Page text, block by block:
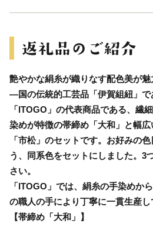
艶やかな絹糸が織りなす配色美が魅
―国の伝統的工芸品「伊賀組紐」
「ITOGO」の代表商品である、繊
染めが特徴の帯締め「大和」と幅
「市松」のセットです。お好みの
う、同系色をセットにしました。3
さい。
「ITOGO」では、絹糸の手染めか
の職人の手により丁寧に一貫生産し
【帯締め「大和」】